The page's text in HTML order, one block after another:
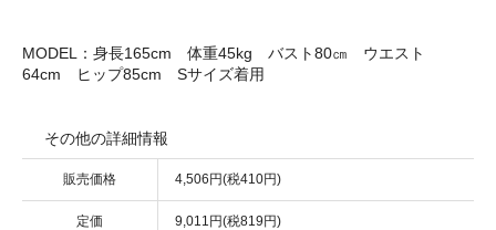
MODEL：身長165cm 体重45kg バスト80㎝ ウエスト
64cm ヒップ85cm Sサイズ着用
その他の詳細情報
販売価格 4,506円(税410円)
定価 9,011円(税819円)